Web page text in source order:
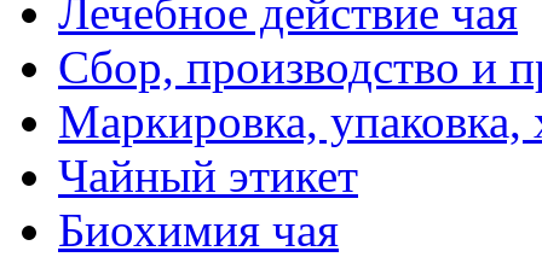
Лечебное действие чая
Сбор, производство и
Маркировка, упаковка,
Чайный этикет
Биохимия чая